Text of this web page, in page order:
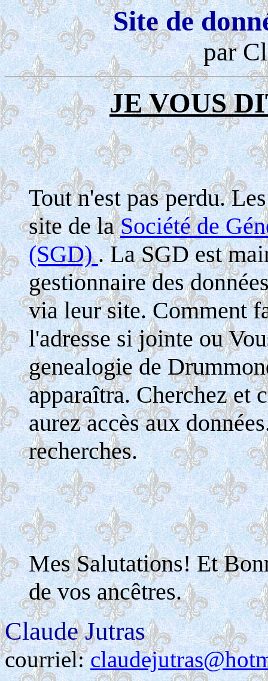
Site de
par
JE VOUS
Tout n'est pas perdu.
site de laSociété de
(SGD). La SGD est
gestionnaire des
via leur site. Comment
l'adresse si jointe ou
genealogie de
apparaîtra. Cherchez et
aurez accès aux
recherches.
Mes Salutations! Et
de vos ancêtres.
Claude Jutras
courriel: